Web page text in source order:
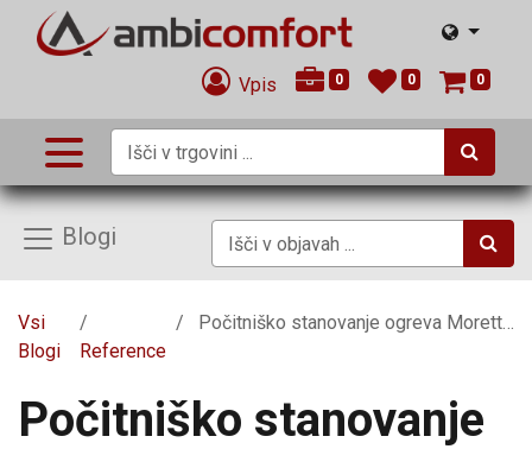
Vpis 0 0 0
Blogi
Vsi
Blogi
Reference
Počitniško stanovanje ogreva Moretti Design Ergonomic
Počitniško stanovanje